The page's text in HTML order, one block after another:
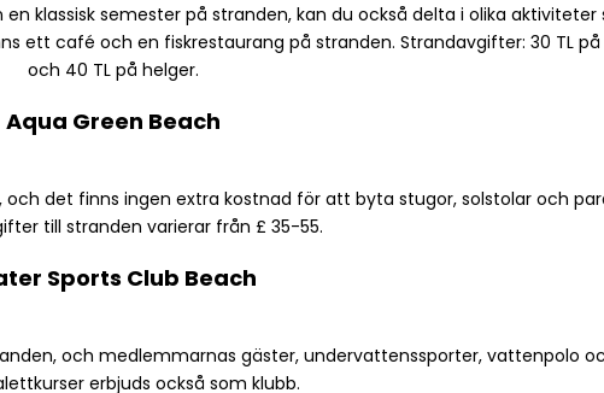
klassisk semester på stranden, kan du också delta i olika aktiviteter
ett café och en fiskrestaurang på stranden. Strandavgifter: 30 TL
och 40 TL på helger.
Aqua Green Beach
och det finns ingen extra kostnad för att byta stugor, solstolar och
till stranden varierar från £ 35-55.
Sports Club Beach
och medlemmarnas gäster, undervattenssporter, vattenpolo
erbjuds också som klubb.